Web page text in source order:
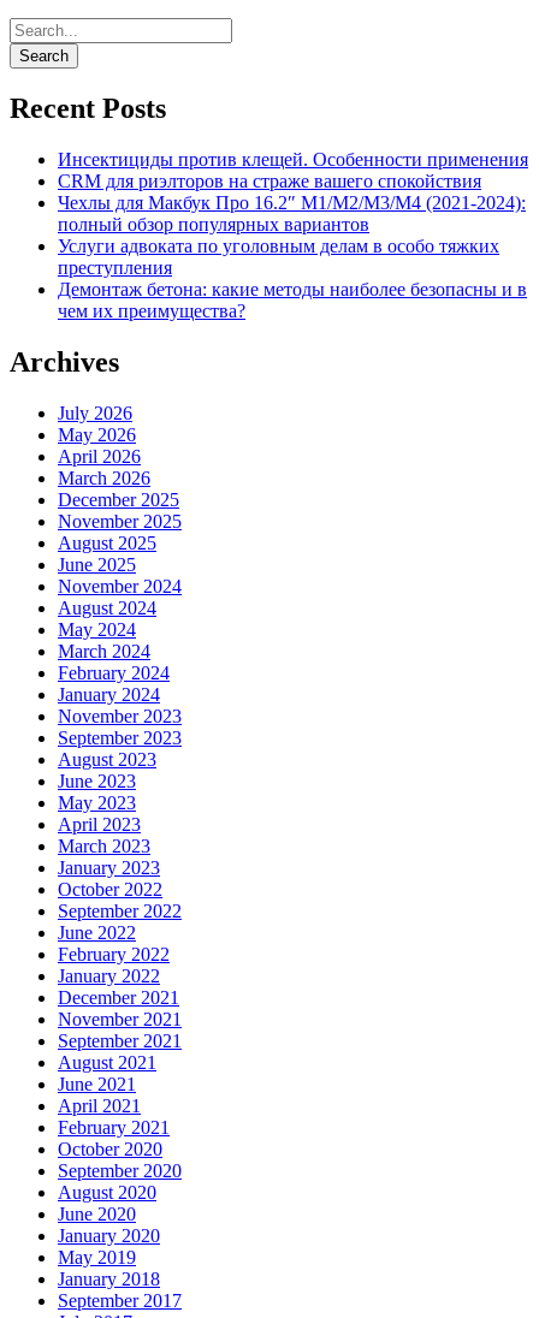
Recent Posts
Инсектициды против клещей. Особенности применения
CRM для риэлторов на страже вашего спокойствия
Чехлы для Макбук Про 16.2″ M1/M2/M3/M4 (2021-2024):
полный обзор популярных вариантов
Услуги адвоката по уголовным делам в особо тяжких
преступления
Демонтаж бетона: какие методы наиболее безопасны и в
чем их преимущества?
Archives
July 2026
May 2026
April 2026
March 2026
December 2025
November 2025
August 2025
June 2025
November 2024
August 2024
May 2024
March 2024
February 2024
January 2024
November 2023
September 2023
August 2023
June 2023
May 2023
April 2023
March 2023
January 2023
October 2022
September 2022
June 2022
February 2022
January 2022
December 2021
November 2021
September 2021
August 2021
June 2021
April 2021
February 2021
October 2020
September 2020
August 2020
June 2020
January 2020
May 2019
January 2018
September 2017